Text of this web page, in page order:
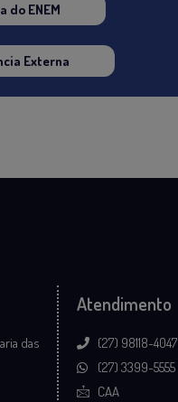
do ENEM
Externa
das
Atendimento
(27) 98118-4047
(27) 3399-5555
CAA